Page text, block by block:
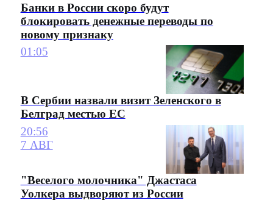
Банки в России скоро будут
блокировать денежные переводы по
новому признаку
01:05
В Сербии назвали визит Зеленского в
Белград местью ЕС
20:56
7 АВГ
"Веселого молочника" Джастаса
Уолкера выдворяют из России